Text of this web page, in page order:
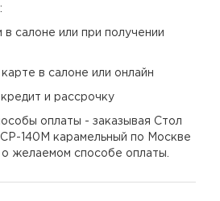
:
в салоне или при получении
в салоне или онлайн
кредит и рассрочку
оплаты - заказывая Стол
140М карамельный по Москве
о желаемом способе оплаты.